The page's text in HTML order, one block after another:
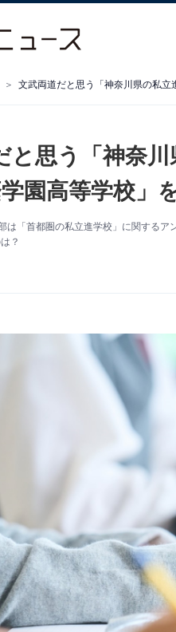
と思う「神奈
園高等学校」
は「首都圏の私立進学校」に関する
？